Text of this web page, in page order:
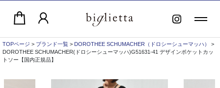
TOPページ > ブランド一覧 > DOROTHEE SCHUMACHER（ドロシーシューマッハ）
>
DOROTHEE SCHUMACHER(ドロシーシューマッハ)G51631-41 デザインポケットカッ
トソー【国内正規品】